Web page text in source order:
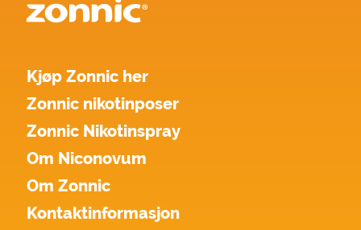
Kjøp Zonnic her
Zonnic nikotinposer
Zonnic Nikotinspray
Om Niconovum
Om Zonnic
Kontaktinformasjon